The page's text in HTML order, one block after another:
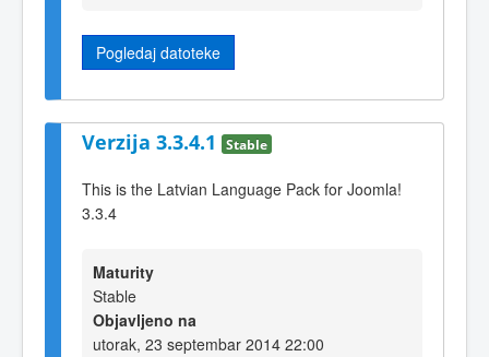
Pogledaj datoteke
Verzija 3.3.4.1 Stable
This is the Latvian Language Pack for Joomla!
3.3.4
Maturity
Stable
Objavljeno na
utorak, 23 septembar 2014 22:00